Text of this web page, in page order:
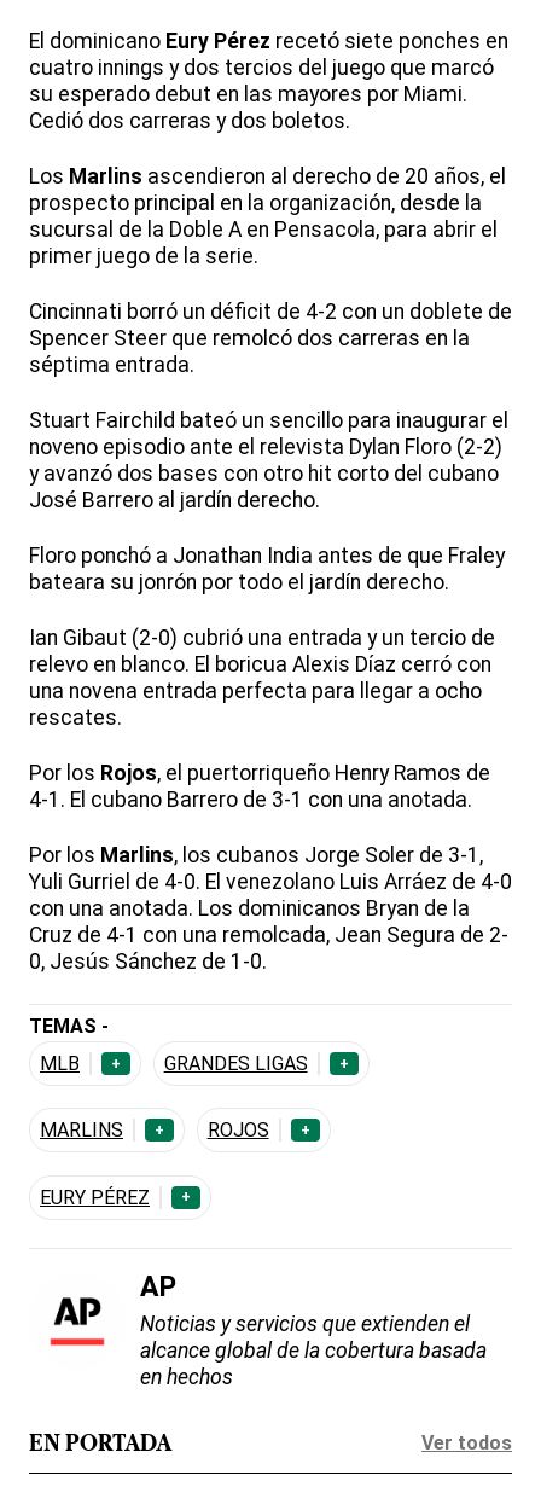
El dominicano Eury Pérez recetó siete ponches en
cuatro innings y dos tercios del juego que marcó
su esperado debut en las mayores por Miami.
Cedió dos carreras y dos boletos.
Los Marlins ascendieron al derecho de 20 años, el
prospecto principal en la organización, desde la
sucursal de la Doble A en Pensacola, para abrir el
primer juego de la serie.
Cincinnati borró un déficit de 4-2 con un doblete de
Spencer Steer que remolcó dos carreras en la
séptima entrada.
Stuart Fairchild bateó un sencillo para inaugurar el
noveno episodio ante el relevista Dylan Floro (2-2)
y avanzó dos bases con otro hit corto del cubano
José Barrero al jardín derecho.
Floro ponchó a Jonathan India antes de que Fraley
bateara su jonrón por todo el jardín derecho.
Ian Gibaut (2-0) cubrió una entrada y un tercio de
relevo en blanco. El boricua Alexis Díaz cerró con
una novena entrada perfecta para llegar a ocho
rescates.
Por los Rojos, el puertorriqueño Henry Ramos de
4-1. El cubano Barrero de 3-1 con una anotada.
Por los Marlins, los cubanos Jorge Soler de 3-1,
Yuli Gurriel de 4-0. El venezolano Luis Arráez de 4-0
con una anotada. Los dominicanos Bryan de la
Cruz de 4-1 con una remolcada, Jean Segura de 2-
0, Jesús Sánchez de 1-0.
TEMAS -
MLB
+ GRANDES LIGAS +
MARLINS + ROJOS +
EURY PÉREZ +
AP
Noticias y servicios que extienden el
alcance global de la cobertura basada
en hechos
EN PORTADA Ver todos